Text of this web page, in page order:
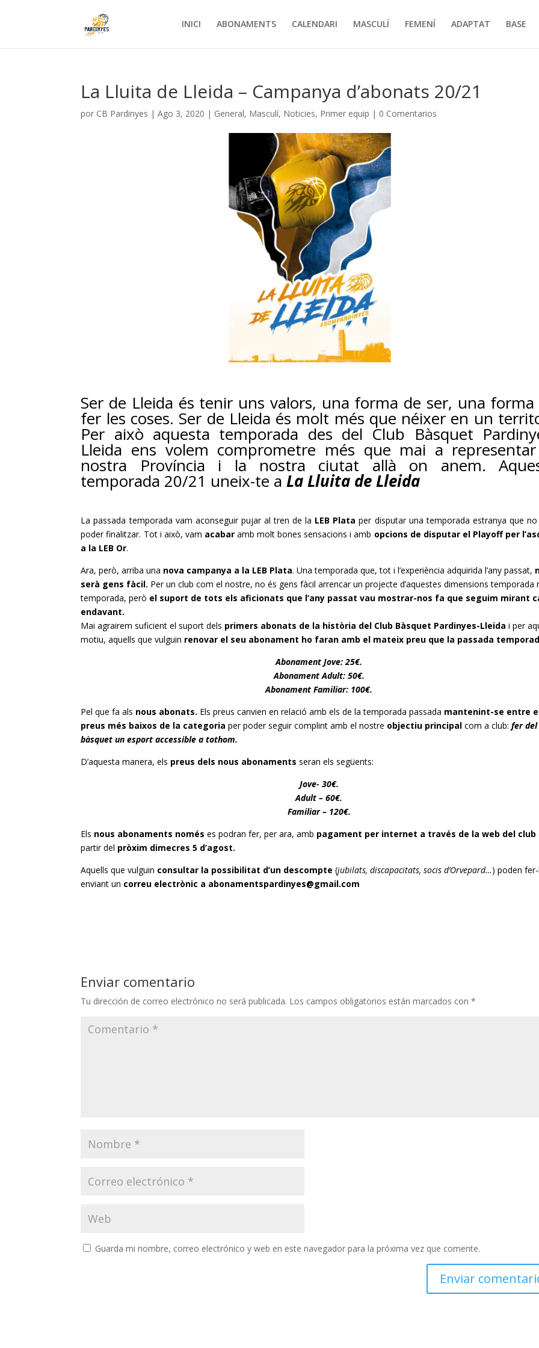
INICI ABONAMENTS CALENDARI MASCULÍ FEMENÍ ADAPTAT BASE
La Lluita de Lleida – Campanya d’abonats 20/21
por CB Pardinyes |Ago 3, 2020 | General, Masculí, Noticies, Primer equip | 0 Comentarios
Ser de Lleida és tenir uns valors, una forma de ser, una forma
fer les coses. Ser de Lleida és molt més que néixer en un
Per això aquesta temporada des del Club Bàsquet
Lleida ens volem comprometre més que mai a
nostra Província i la nostra ciutat allà on anem.
temporada 20/21 uneix-te aLa Lluita de Lleida
La passada temporada vam aconseguir pujar al tren de la LEB Plata per disputar una temporada estranya que
poder finalitzar. Tot i això, vam acabaramb molt bones sensacions i amb opcions de disputar el Playoffper
a la LEB Or.
Ara, però, arriba una nova campanya a la LEB Plata. Una temporada que, tot i l’experiència adquirida l’any passat,
serà gens fàcil. Per un club com el nostre, no és gens fàcil arrencar un projecte d’aquestes dimensions temporada
temporada, però el suport de tots els aficionats que l’any passat vau mostrar-nos fa que seguim mirant
endavant.
Mai agrairem suficient el suport dels primers abonats de la història del Club Bàsquet Pardinyes-Lleida i per
motiu, aquells que vulguin renovar el seu abonament ho faran amb el mateix preu que la passada
Abonament Jove:25€.
Abonament Adult: 50€.
Abonament Familiar: 100€.
Pel que fa als nous abonats. Els preus canvien en relació amb els de la temporada passada mantenint-se entre
preus més baixos de la categoria per poder seguir complint amb el nostre objectiu principal com a club:fer del
bàsquet un esport accessible a tothom.
D’aquesta manera, els preus dels nous abonaments seran els següents:
Jove- 30€.
Adult –60€.
Familiar – 120€.
Els nous abonaments només es podran fer, per ara, amb pagament per internet a través de la web del club
partir del pròxim dimecres 5 d’agost.
Aquells que vulguin consultar la possibilitat d’un descompte (jubilats, discapacitats, socis d’Orvepard…) poden
enviant un correu electrònic a abonamentspardinyes@gmail.com
Enviar comentario
Tu dirección de correo electrónico no será publicada. Los campos obligatorios están marcados con*
Guarda mi nombre, correo electrónico y web en este navegador para la próxima vez que comente.